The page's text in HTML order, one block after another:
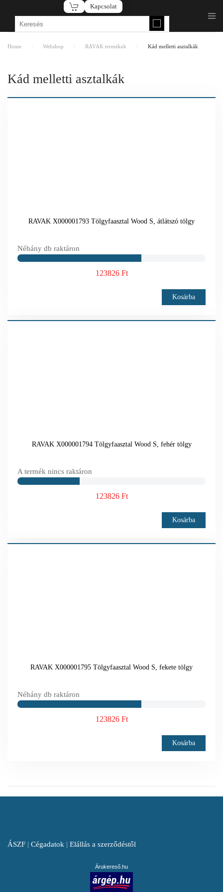
Fő tartalom átugrása
Kapcsolat
Home Webshop RAVAK termékek Kád melletti asztalkák
Kád melletti asztalkák
RAVAK X000001793 Tölgyfaasztal Wood S, átlátszó tölgy
Néhány db raktáron
123826 Ft
Kosárba
RAVAK X000001794 Tölgyfaasztal Wood S, fehér tölgy
A termék nincs raktáron
123826 Ft
Kosárba
RAVAK X000001795 Tölgyfaasztal Wood S, fekete tölgy
Néhány db raktáron
123826 Ft
Kosárba
ÁSZF | Cégadatok | Elállás a szerződéstől
Árukereső.hu